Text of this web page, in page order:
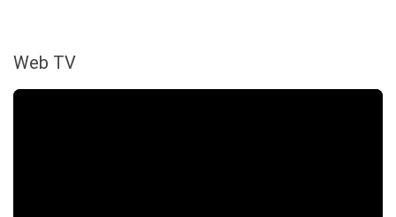
Web TV